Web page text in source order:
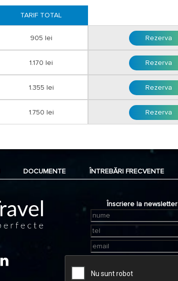
transferuri.TARIF TOTAL
905 lei Rezerva
1.170 lei Rezerva
1.355 lei Rezerva
1.750 lei Rezerva
DOCUMENTE ÎNTREBĂRI FRECVENTE
Înscriere la newsletter